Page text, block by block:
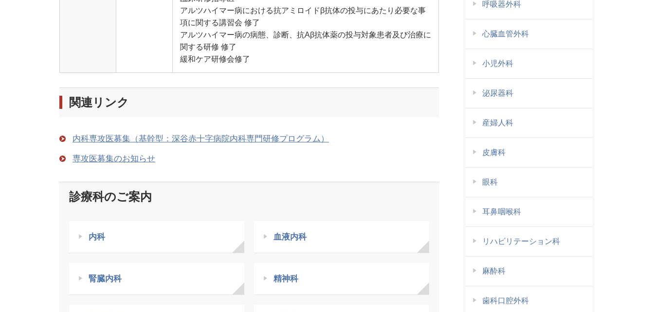
アルツハイマー病における抗アミロイドβ抗体の投与にあたり必要な事
項に関する講習会 修了
アルツハイマー病の病態、診断、抗Aβ抗体薬の投与対象患者及び治療に
関する研修 修了
緩和ケア研修会修了
関連リンク
内科専攻医募集（基幹型：深谷赤十字病院内科専門研修プログラム）
専攻医募集のお知らせ
診療科のご案内
内科 血液内科
腎臓内科 精神科
呼吸器外科
心臓血管外科
小児外科
泌尿器科
産婦人科
皮膚科
眼科
耳鼻咽喉科
リハビリテーション科
麻酔科
歯科口腔外科